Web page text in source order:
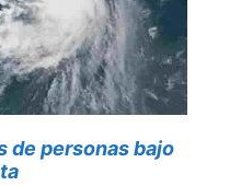
de personas bajo